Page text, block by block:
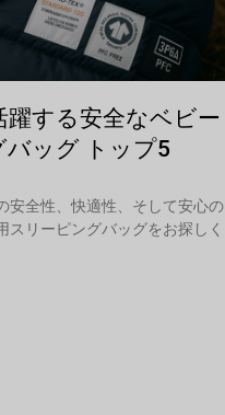
する安全なベビー
バッグ トップ5
安全性、快適性、そして安心の
スリーピングバッグをお探しく